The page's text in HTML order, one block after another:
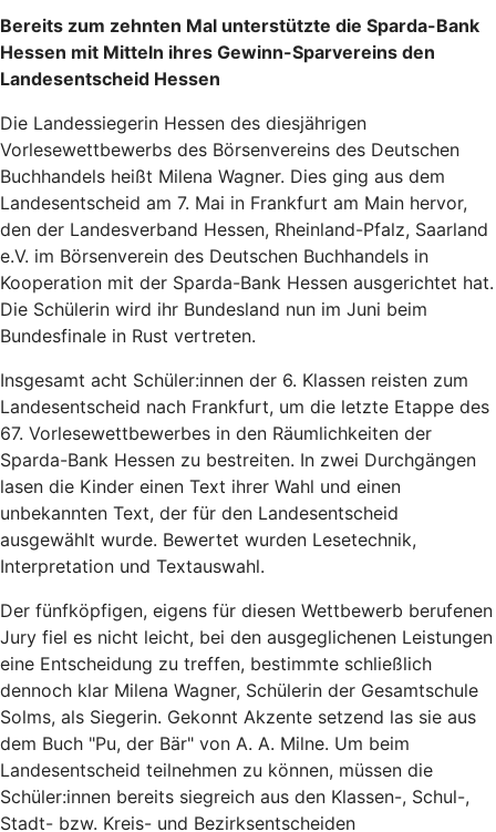
Bereits zum zehnten Mal unterstützte die Sparda-Bank
Hessen mit Mitteln ihres Gewinn-Sparvereins den
Landesentscheid Hessen
Die Landessiegerin Hessen des diesjährigen
Vorlesewettbewerbs des Börsenvereins des Deutschen
Buchhandels heißt Milena Wagner. Dies ging aus dem
Landesentscheid am 7. Mai in Frankfurt am Main hervor,
den der Landesverband Hessen, Rheinland-Pfalz, Saarland
e.V. im Börsenverein des Deutschen Buchhandels in
Kooperation mit der Sparda-Bank Hessen ausgerichtet hat.
Die Schülerin wird ihr Bundesland nun im Juni beim
Bundesfinale in Rust vertreten.
Insgesamt acht Schüler:innen der 6. Klassen reisten zum
Landesentscheid nach Frankfurt, um die letzte Etappe des
67. Vorlesewettbewerbes in den Räumlichkeiten der
Sparda-Bank Hessen zu bestreiten. In zwei Durchgängen
lasen die Kinder einen Text ihrer Wahl und einen
unbekannten Text, der für den Landesentscheid
ausgewählt wurde. Bewertet wurden Lesetechnik,
Interpretation und Textauswahl.
Der fünfköpfigen, eigens für diesen Wettbewerb berufenen
Jury fiel es nicht leicht, bei den ausgeglichenen Leistungen
eine Entscheidung zu treffen, bestimmte schließlich
dennoch klar Milena Wagner, Schülerin der Gesamtschule
Solms, als Siegerin. Gekonnt Akzente setzend las sie aus
dem Buch "Pu, der Bär" von A. A. Milne. Um beim
Landesentscheid teilnehmen zu können, müssen die
Schüler:innen bereits siegreich aus den Klassen-, Schul-,
Stadt- bzw. Kreis- und Bezirksentscheiden